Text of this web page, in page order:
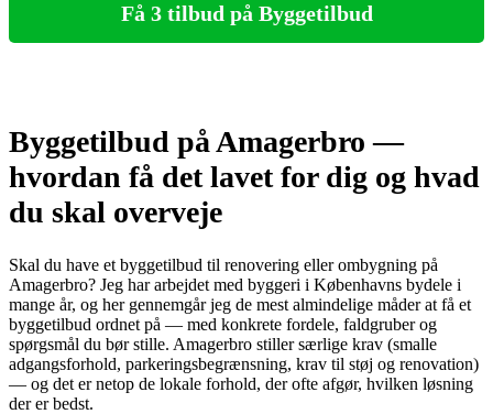
Få 3 tilbud på Byggetilbud
Byggetilbud på Amagerbro —
hvordan få det lavet for dig og hvad
du skal overveje
Skal du have et byggetilbud til renovering eller ombygning på
Amagerbro? Jeg har arbejdet med byggeri i Københavns bydele i
mange år, og her gennemgår jeg de mest almindelige måder at få et
byggetilbud ordnet på — med konkrete fordele, faldgruber og
spørgsmål du bør stille. Amagerbro stiller særlige krav (smalle
adgangsforhold, parkeringsbegrænsning, krav til støj og renovation)
— og det er netop de lokale forhold, der ofte afgør, hvilken løsning
der er bedst.